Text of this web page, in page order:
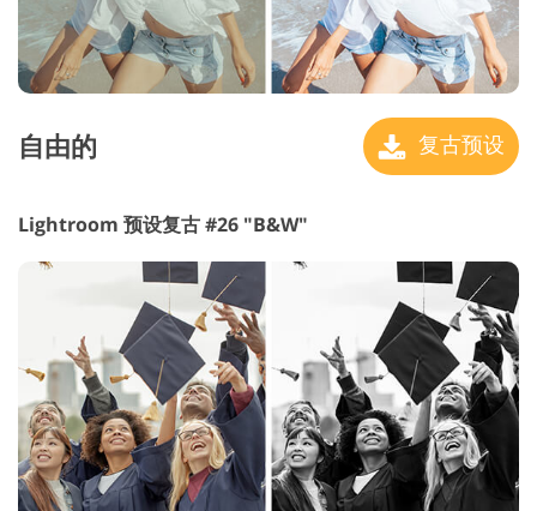
自由的 复古预设
Lightroom 预设复古 #26 "B&W"